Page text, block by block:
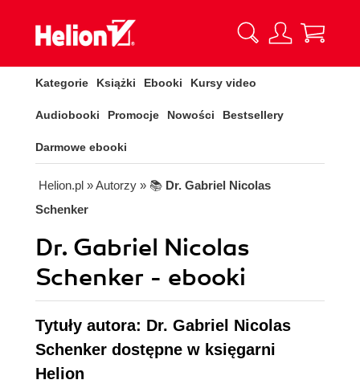
Kategorie Książki Ebooki Kursy video
Audiobooki Promocje Nowości Bestsellery
Darmowe ebooki
Helion.pl » Autorzy » 📚 Dr. Gabriel Nicolas
Schenker
Dr. Gabriel Nicolas
Schenker - ebooki
Tytuły autora: Dr. Gabriel Nicolas
Schenker dostępne w księgarni
Helion